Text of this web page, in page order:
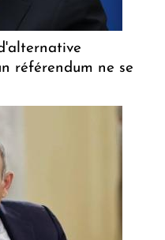
référendum ne se